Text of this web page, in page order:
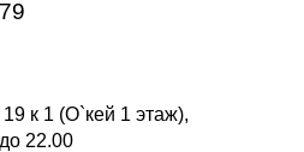
к 1 (О`кей 1 этаж),
22.00